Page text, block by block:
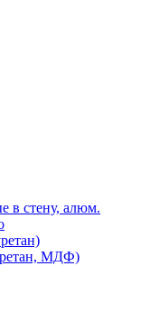
в стену, алюм.
МДФ)